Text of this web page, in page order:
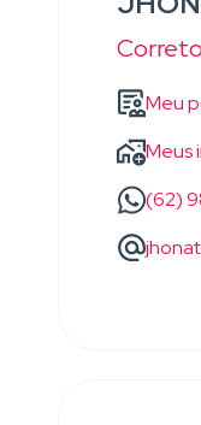
Meu
Meus
(62)